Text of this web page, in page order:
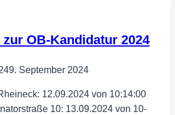
OB-Kandidatur 2024
9. September 2024
12.09.2024 von 10:14:00
10: 13.09.2024 von 10-